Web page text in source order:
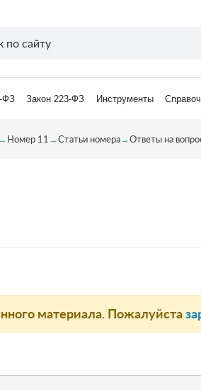
ФЗ Закон 223-ФЗ Инструменты
→Номер 11 →Статьи номера→Ответы на
материала. Пожалуйста